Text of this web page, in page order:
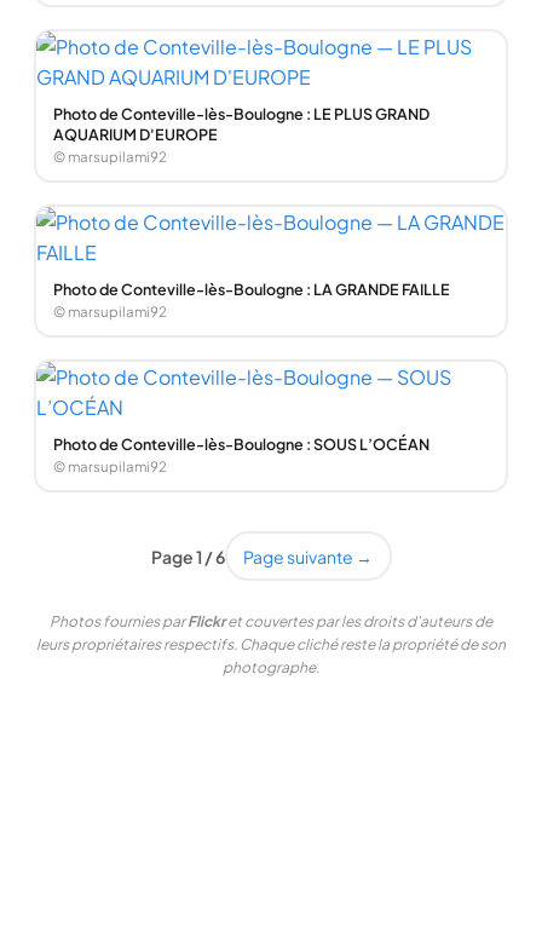
Photo de Conteville-lès-Boulogne : LE PLUS GRAND
AQUARIUM D'EUROPE
© marsupilami92
Photo de Conteville-lès-Boulogne : LA GRANDE FAILLE
© marsupilami92
Photo de Conteville-lès-Boulogne : SOUS L’OCÉAN
© marsupilami92
Page 1 / 6 Page suivante →
Photos fournies parFlickret couvertes par les droits d'auteurs de
leurs propriétaires respectifs. Chaque cliché reste la propriété de son
photographe.